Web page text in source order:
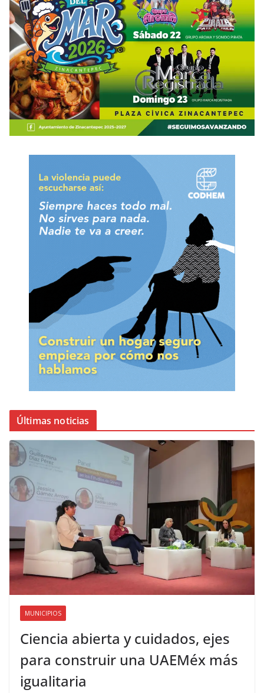
Últimas noticias
MUNICIPIOS
Ciencia abierta y cuidados, ejes
para construir una UAEMéx más
igualitaria